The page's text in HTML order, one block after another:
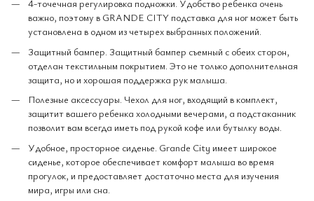
4-точечная регулировка подножки. Удобство ребенка очень
важно, поэтому в GRANDE CITY подставка для ног может быть
установлена ​​в одном из четырех выбранных положений.
Защитный бампер. Защитный бампер съемный с обеих сторон,
отделан текстильным покрытием. Это не только дополнительная
защита, но и хорошая поддержка рук малыша.
Полезные аксессуары. Чехол для ног, входящий в комплект,
защитит вашего ребенка холодными вечерами, а подстаканник
позволит вам всегда иметь под рукой кофе или бутылку воды.
Удобное, просторное сиденье. Grande City имеет широкое
сиденье, которое обеспечивает комфорт малыша во время
прогулок, и предоставляет достаточно места для изучения
мира, игры или сна.